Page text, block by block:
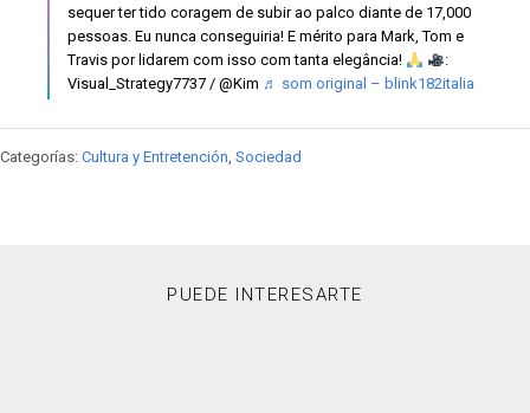
sequer ter tido coragem de subir ao palco diante de 17,000
pessoas. Eu nunca conseguiria! E mérito para Mark, Tom e
Travis por lidarem com isso com tanta elegância!
:
Visual_Strategy7737 / @Kim ♬ som original – blink182italia
Categorías: Cultura y Entretención, Sociedad
PUEDE INTERESARTE